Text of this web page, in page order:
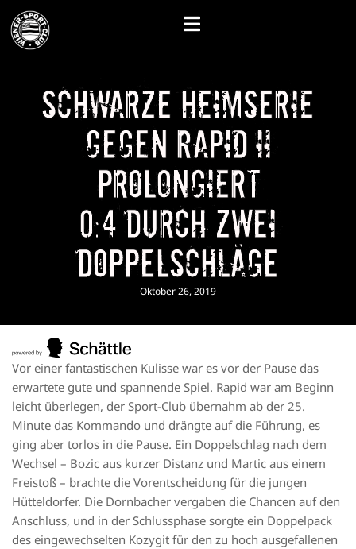
Schwarze Heimserie
gegen Rapid II
prolongiert
0:4 durch zwei
Doppelschläge
Oktober 26, 2019
Vor einer fantastischen Kulisse war es vor der Pause das
erwartete gute und spannende Spiel. Rapid war am Beginn
leicht überlegen, der Sport-Club übernahm ab der 25.
Minute das Kommando und drängte auf die Führung, es
ging aber torlos in die Pause. Ein Doppelschlag nach dem
Wechsel – Bozic aus kurzer Distanz und Martic aus einem
Freistoß – brachte die Vorentscheidung für die jungen
Hütteldorfer. Die Dornbacher vergaben die Chancen auf den
Anschluss, und in der Schlussphase sorgte ein Doppelpack
des eingewechselten Kozygit für den zu hoch ausgefallenen